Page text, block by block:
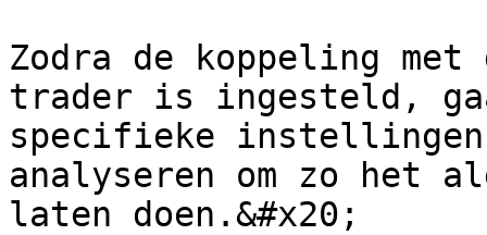
Zodra de koppeling
trader is ingesteld,
specifieke instellingen
analyseren om zo het
laten doen.&#x20;